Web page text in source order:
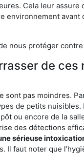
Cela leur
nous protéger
de
pas moindres.
de petits
ou encore de la
des détections
sérieuse
faut noter que